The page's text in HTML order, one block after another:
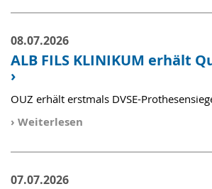
08.07.2026
ALB FILS KLINIKUM erhält
›
OUZ erhält erstmals DVSE-
› Weiterlesen
07.07.2026